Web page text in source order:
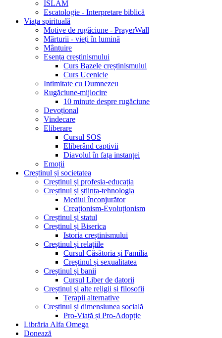
ISLAM
Escatologie - Interpretare biblică
Viața spirituală
Motive de rugăciune - PrayerWall
Mărturii - vieți în lumină
Mântuire
Esența creștinismului
Curs Bazele creștinismului
Curs Ucenicie
Intimitate cu Dumnezeu
Rugăciune-mijlocire
10 minute despre rugăciune
Devoțional
Vindecare
Eliberare
Cursul SOS
Eliberând captivii
Diavolul în fața instanței
Emoții
Creștinul și societatea
Creștinul și profesia-educația
Creștinul și știința-tehnologia
Mediul înconjurător
Creaționism-Evoluționism
Creștinul și statul
Creștinul și Biserica
Istoria creștinismului
Creștinul și relațiile
Cursul Căsătoria și Familia
Creștinul și sexualitatea
Creștinul și banii
Cursul Liber de datorii
Creștinul și alte religii și filosofii
Terapii alternative
Creștinul și dimensiunea socială
Pro-Viață și Pro-Adopție
Librăria Alfa Omega
Donează